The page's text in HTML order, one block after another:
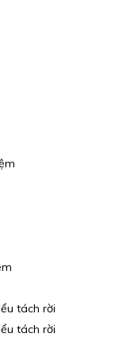
tách rời
tách rời